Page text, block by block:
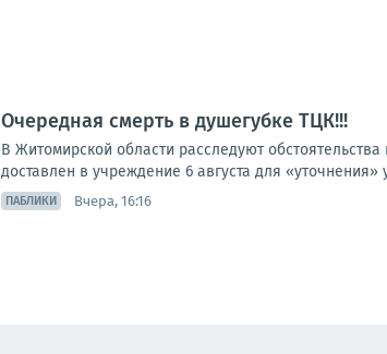
Очередная смерть в душегубке ТЦК!!!
В Житомирской области расследуют
доставлен в учреждение 6 августа для
ПАБЛИКИ Вчера, 16:16